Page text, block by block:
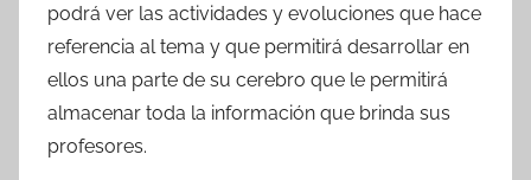
podrá ver las actividades y evoluciones que hace
referencia al tema y que permitirá desarrollar en
ellos una parte de su cerebro que le permitirá
almacenar toda la información que brinda sus
profesores.